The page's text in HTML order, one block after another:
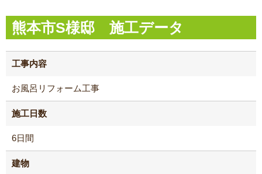
熊本市S様邸 施工データ
工事内容
お風呂リフォーム工事
施工日数
6日間
建物